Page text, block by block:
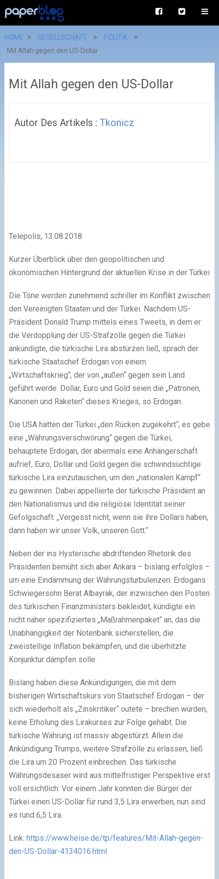
HOME GESELLSCHAFT
POLITIK
Mit Allah gegen den US-Dollar
Mit Allah gegen den US-Dollar
Autor Des Artikels : Tkonicz
Telepolis, 13.08.2018
Kurzer Überblick über den geopolitischen und
ökonomischen Hintergrund der aktuellen Krise in der Türkei
Die Töne werden zunehmend schriller im Konflikt zwischen
den Vereinigten Staaten und der Türkei. Nachdem US-
Präsident Donald Trump mittels eines Tweets, in dem er
die Verdopplung der US-Strafzölle gegen die Türkei
ankündigte, die türkische Lira abstürzen ließ, sprach der
türkische Staatschef Erdogan von einem
„Wirtschaftskrieg“, der von „außen“ gegen sein Land
geführt werde. Dollar, Euro und Gold seien die „Patronen,
Kanonen und Raketen“ dieses Krieges, so Erdogan.
Die USA hätten der Türkei „den Rücken zugekehrt“, es gebe
eine „Währungsverschwörung“ gegen die Türkei,
behauptete Erdogan, der abermals eine Anhängerschaft
aufrief, Euro, Dollar und Gold gegen die schwindsüchtige
türkische Lira einzutauschen, um den „nationalen Kampf“
zu gewinnen. Dabei appellierte der türkische Präsident an
den Nationalismus und die religiöse Identität seiner
Gefolgschaft: „Vergesst nicht, wenn sie ihre Dollars haben,
dann haben wir unser Volk, unseren Gott.“
Neben der ins Hysterische abdriftenden Rhetorik des
Präsidenten bemüht sich aber Ankara – bislang erfolglos –
um eine Eindämmung der Währungsturbulenzen. Erdogans
Schwiegersohn Berat Albayrak, der inzwischen den Posten
des türkischen Finanzministers bekleidet, kündigte ein
nicht näher spezifiziertes „Maßrahmenpaket“ an, das die
Unabhängigkeit der Notenbank sicherstellen, die
zweistellige Inflation bekämpfen, und die überhitzte
Konjunktur dämpfen solle.
Bislang haben diese Ankündigungen, die mit dem
bisherigen Wirtschaftskurs von Staatschef Erdogan – der
sich wiederholt als „Zinskritiker“ outete – brechen würden,
keine Erholung des Lirakurses zur Folge gehabt. Die
türkische Währung ist massiv abgestürzt. Allein die
Ankündigung Trumps, weitere Strafzölle zu erlassen, ließ
die Lira um 20 Prozent einbrechen. Das türkische
Währungsdesaser wird aus mittelfristiger Perspektive erst
voll ersichtlich: Vor einem Jahr konnten die Bürger der
Türkei einen US-Dollar für rund 3,5 Lira erwerben, nun sind
es rund 6,5 Lira.
Link: https://www.heise.de/tp/features/Mit-Allah-gegen-
den-US-Dollar-4134016.html